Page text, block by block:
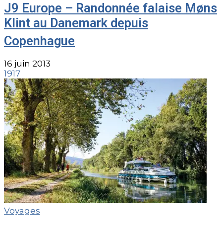
J9 Europe – Randonnée falaise Møns
Klint au Danemark depuis
Copenhague
16 juin 2013
1917
Voyages